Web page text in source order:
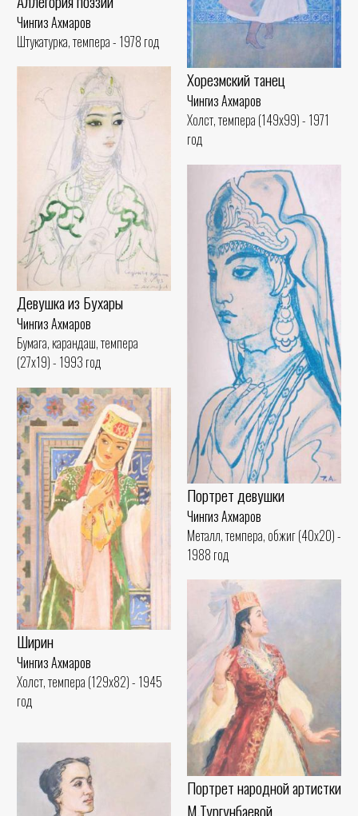
Хорезмский танец
Чингиз Ахмаров
Холст, темпера (149x99) - 1971
год
Чингиз Ахмаров
Штукатурка, темпера - 1978 год
Девушка из Бухары
Чингиз Ахмаров
Бумага, карандаш, темпера
(27x19) - 1993 год
Портрет девушки
Чингиз Ахмаров
Металл, темпера, обжиг (40x20) -
1988 год
Ширин
Чингиз Ахмаров
Холст, темпера (129x82) - 1945
год
Портрет народной артистки
М.Тургунбаевой